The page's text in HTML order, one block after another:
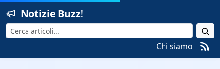
Notizie Buzz!
Cerca
Chi siamo